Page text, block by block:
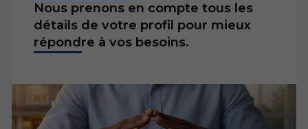
Nous prenons en compte tous les
détails de votre profil pour mieux
répondre à vos besoins.